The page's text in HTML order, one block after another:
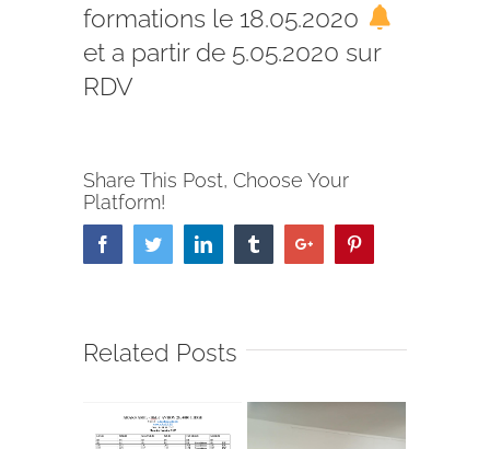
formations le 18.05.2020
et a partir de 5.05.2020 sur
RDV
Share This Post, Choose Your
Platform!
FacebookTwitterLinkedin TumblrGoogle+
Related Posts